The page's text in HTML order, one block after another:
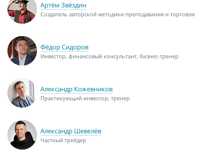
Артём Звёздин
Создатель авторской методики преподавания и торговли
Фёдор Сидоров
Инвестор, финансовый консультант, бизнес-тренер
Александр Кожевников
Практикующий инвестор, тренер
Александр Шевелёв
Частный трейдер